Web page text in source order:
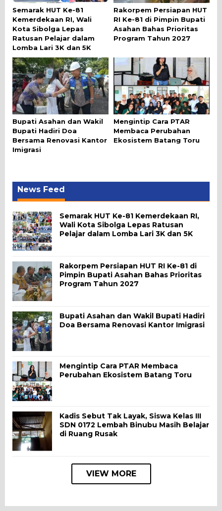
Semarak HUT Ke-81
Kemerdekaan RI, Wali
Kota Sibolga Lepas
Ratusan Pelajar dalam
Lomba Lari 3K dan 5K
Rakorpem Persiapan HUT
RI Ke-81 di Pimpin Bupati
Asahan Bahas Prioritas
Program Tahun 2027
Bupati Asahan dan Wakil
Bupati Hadiri Doa
Bersama Renovasi Kantor
Imigrasi
Mengintip Cara PTAR
Membaca Perubahan
Ekosistem Batang Toru
News Feed
Semarak HUT Ke-81 Kemerdekaan RI,
Wali Kota Sibolga Lepas Ratusan
Pelajar dalam Lomba Lari 3K dan 5K
Rakorpem Persiapan HUT RI Ke-81 di
Pimpin Bupati Asahan Bahas Prioritas
Program Tahun 2027
Bupati Asahan dan Wakil Bupati Hadiri
Doa Bersama Renovasi Kantor Imigrasi
Mengintip Cara PTAR Membaca
Perubahan Ekosistem Batang Toru
Kadis Sebut Tak Layak, Siswa Kelas III
SDN 0172 Lembah Binubu Masih Belajar
di Ruang Rusak
VIEW MORE